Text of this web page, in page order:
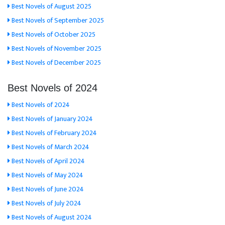
Best Novels of August 2025
Best Novels of September 2025
Best Novels of October 2025
Best Novels of November 2025
Best Novels of December 2025
Best Novels of 2024
Best Novels of 2024
Best Novels of January 2024
Best Novels of February 2024
Best Novels of March 2024
Best Novels of April 2024
Best Novels of May 2024
Best Novels of June 2024
Best Novels of July 2024
Best Novels of August 2024